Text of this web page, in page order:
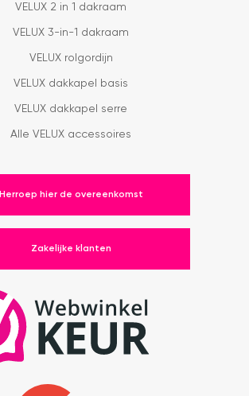
VELUX 2 in 1 dakraam
VELUX 3-in-1 dakraam
VELUX rolgordijn
VELUX dakkapel basis
VELUX dakkapel serre
Alle VELUX accessoires
Herroep hier de overeenkomst
Zakelijke klanten